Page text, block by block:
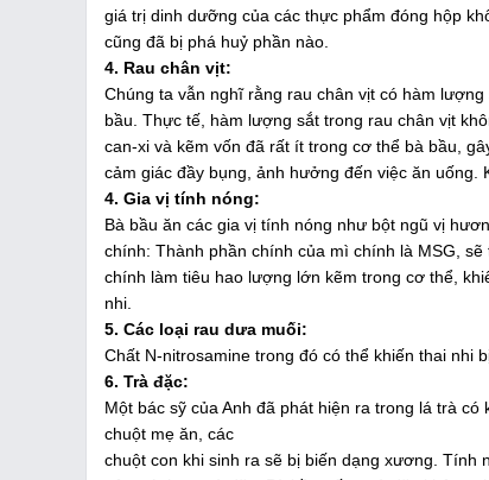
giá trị dinh dưỡng của các thực phẩm đóng hộp
cũng đã bị phá huỷ phần nào.
4. Rau chân vịt:
Chúng ta vẫn nghĩ rằng rau chân vịt có hàm
bầu. Thực tế, hàm lượng sắt trong rau chân vịt
can-xi và kẽm vốn đã rất ít trong cơ thể bà bầu,
cảm giác đầy bụng, ảnh hưởng đến việc ăn uống.
4. Gia vị tính nóng:
Bà bầu ăn các gia vị tính nóng như bột ngũ vị
chính: Thành phần chính của mì chính là MSG,
chính làm tiêu hao lượng lớn kẽm trong cơ thể,
nhi.
5. Các loại rau dưa muối:
Chất N-nitrosamine trong đó có thể khiến thai nhi
6. Trà đặc:
Một bác sỹ của Anh đã phát hiện ra trong lá trà
chuột mẹ ăn, các
chuột con khi sinh ra sẽ bị biến dạng xương. Tính